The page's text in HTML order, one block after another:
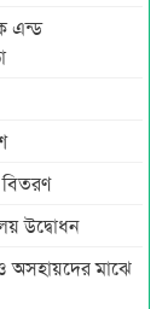
এন্ড
উদ্বোধন
অসহায়দের মাঝে